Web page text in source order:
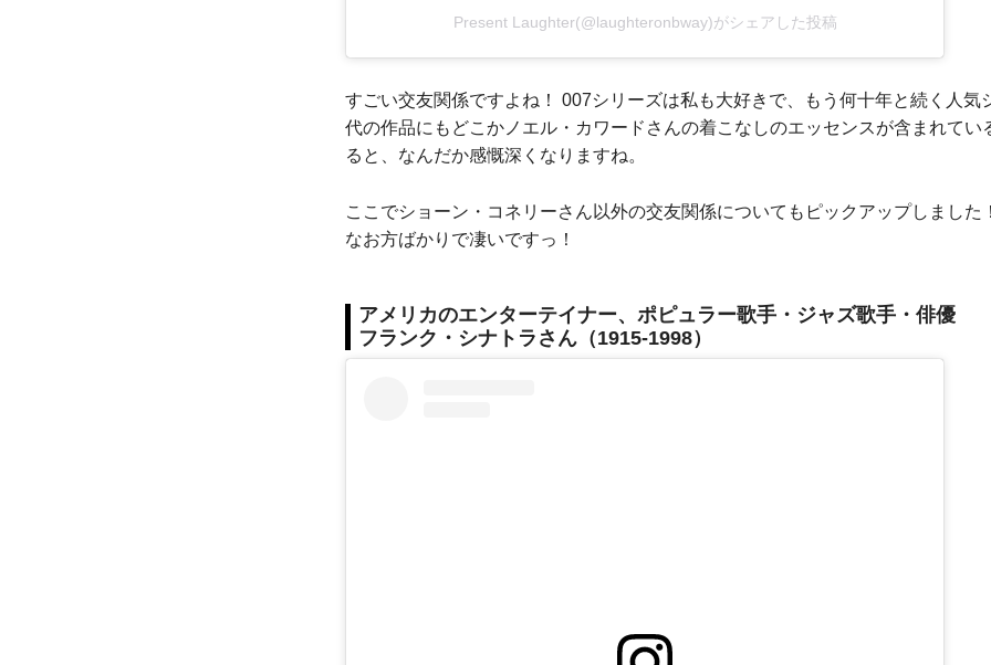
Present Laughter(@laughteronbway)がシェアした投稿
すごい交友関係ですよね！ 007シリーズは私も大好きで、もう何十年と続く人気
代の作品にもどこかノエル・カワードさんの着こなしのエッセンスが含まれてい
ると、なんだか感慨深くなりますね。
ここでショーン・コネリーさん以外の交友関係についてもピックアップしました
なお方ばかりで凄いですっ！
アメリカのエンターテイナー、ポピュラー歌手・ジャズ歌手・俳優
フランク・シナトラさん（1915-1998）